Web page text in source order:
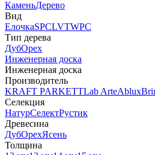
КаменьДерево
Вид
ЕлочкаSPCLVTWPC
Тип дерева
ДубОрех
Инженерная доска
Инженерная доска
Производитель
KRAFT PARKETTLab ArteAblux
Селекция
НатурСелектРустик
Древесина
ДубОрехЯсень
Толщина